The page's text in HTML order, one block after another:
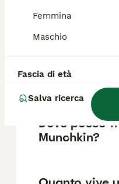
Femmina
Maschio
Fascia di età
Salva ricerca
Munchkin?
Munchkin?
Dove posso
Munchkin?